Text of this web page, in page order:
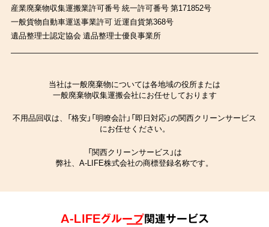
産業廃棄物収集運搬業許可番号 統一許可番号 第171852号
一般貨物自動車運送事業許可 近運自貨第368号
遺品整理士認定協会 遺品整理士優良事業所
当社は一般廃棄物については各地域の役所または
一般廃棄物収集運搬会社にお任せしております
不用品回収は、「格安」「明瞭会計」「即日対応」の関西クリーンサービス
にお任せください。
「関西クリーンサービス」は
弊社、A-LIFE株式会社の商標登録名称です。
A-LIFEグループ関連サービス